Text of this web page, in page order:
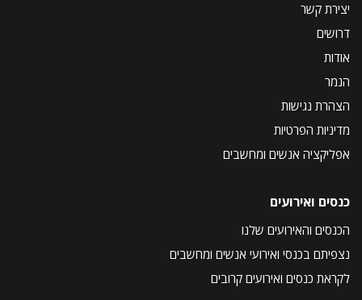
יצירת קשר
דרושים
אודות
הנמר
הצהרת נגישות
מדיניות הפרטיות
אפליקציה אנשים ומחשבים
כנסים ואירועים
הכנסים והאירועים שלנו
נצפיתם בכנסי ואירועי אנשים ומחשבים
לקראת כנסים ואירועים קרובים